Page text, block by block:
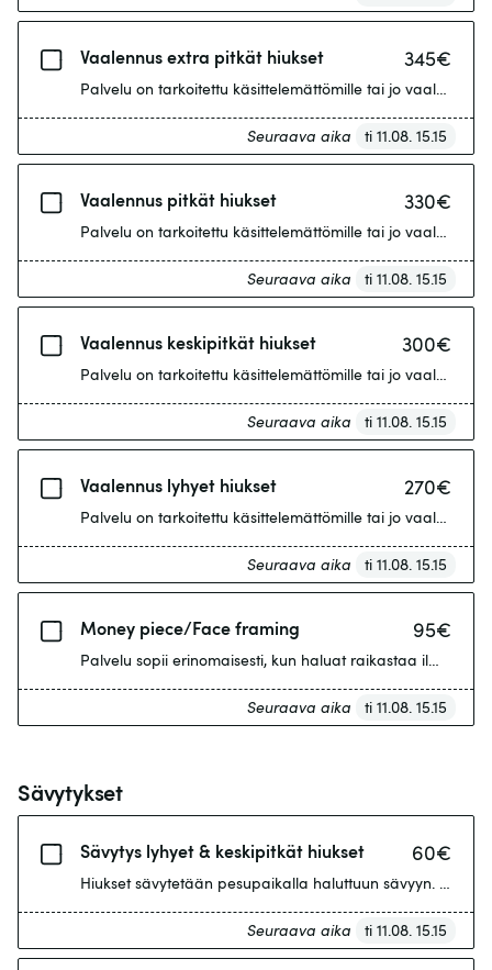
Vaalennus extra pitkät hiukset 345€
Seuraava aika ti 11.08. 15.15
Vaalennus pitkät hiukset 330€
Palvelu on tarkoitettu käsittelemättömille tai jo
Seuraava aika ti 11.08. 15.15
Vaalennus keskipitkät hiukset 300€
Palvelu on tarkoitettu käsittelemättömille tai jo
Seuraava aika ti 11.08. 15.15
Vaalennus lyhyet hiukset 270€
Palvelu on tarkoitettu käsittelemättömille tai jo
Seuraava aika ti 11.08. 15.15
Money piece/Face framing 95€
Palvelu sopii erinomaisesti, kun haluat raikastaa ilmettä
Seuraava aika ti 11.08. 15.15
Sävytykset
Sävytys lyhyet & keskipitkät hiukset 60€
Hiukset sävytetään pesupaikalla haluttuun sävyyn.
Seuraava aika ti 11.08. 15.15